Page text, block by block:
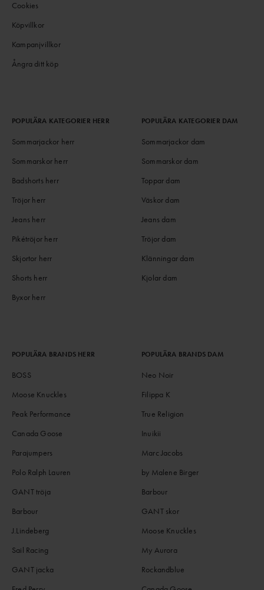
Cookies
Köpvillkor
Kampanjvillkor
Ångra ditt köp
POPULÄRA KATEGORIER HERR
Sommarjackor herr
Sommarskor herr
Badshorts herr
Tröjor herr
Jeans herr
Pikétröjor herr
Skjortor herr
Shorts herr
Byxor herr
POPULÄRA KATEGORIER DAM
Sommarjackor dam
Sommarskor dam
Toppar dam
Väskor dam
Jeans dam
Tröjor dam
Klänningar dam
Kjolar dam
POPULÄRA BRANDS HERR
BOSS
Moose Knuckles
Peak Performance
Canada Goose
Parajumpers
Polo Ralph Lauren
GANT tröja
Barbour
J.Lindeberg
Sail Racing
GANT jacka
POPULÄRA BRANDS DAM
Neo Noir
Filippa K
True Religion
Inuikii
Marc Jacobs
by Malene Birger
Barbour
GANT skor
Moose Knuckles
My Aurora
Rockandblue